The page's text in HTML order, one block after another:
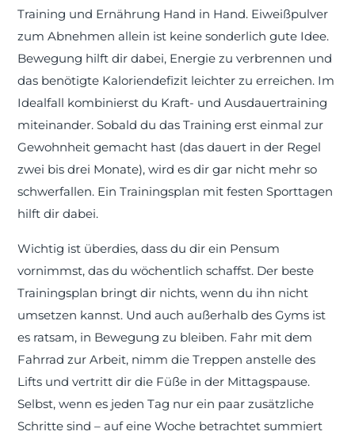
Training und Ernährung Hand in Hand. Eiweißpulver
zum Abnehmen allein ist keine sonderlich gute Idee.
Bewegung hilft dir dabei, Energie zu verbrennen und
das benötigte Kaloriendefizit leichter zu erreichen. Im
Idealfall kombinierst du Kraft- und Ausdauertraining
miteinander. Sobald du das Training erst einmal zur
Gewohnheit gemacht hast (das dauert in der Regel
zwei bis drei Monate), wird es dir gar nicht mehr so
schwerfallen. Ein Trainingsplan mit festen Sporttagen
hilft dir dabei.
Wichtig ist überdies, dass du dir ein Pensum
vornimmst, das du wöchentlich schaffst. Der beste
Trainingsplan bringt dir nichts, wenn du ihn nicht
umsetzen kannst. Und auch außerhalb des Gyms ist
es ratsam, in Bewegung zu bleiben. Fahr mit dem
Fahrrad zur Arbeit, nimm die Treppen anstelle des
Lifts und vertritt dir die Füße in der Mittagspause.
Selbst, wenn es jeden Tag nur ein paar zusätzliche
Schritte sind – auf eine Woche betrachtet summiert